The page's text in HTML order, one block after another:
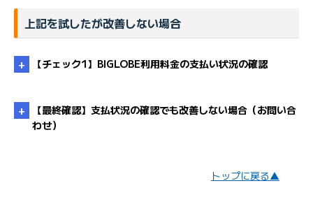
上記を試したが改善しない場合
【チェック1】BIGLOBE利用料金の支払い状況の確認
【最終確認】支払状況の確認でも改善しない場合（お問い合
わせ）
トップに戻る▲